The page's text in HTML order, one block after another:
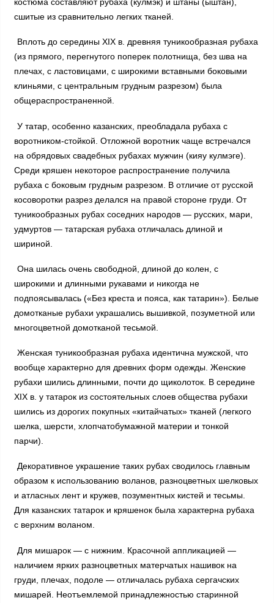
сшитые из сравнительно легких тканей.
Вплоть до середины XIX в. древняя туникообразная рубаха
(из прямого, перегнутого поперек полотнища, без шва на
плечах, с ластовицами, с широкими вставными боковыми
клиньями, с центральным грудным разрезом) была
общераспространенной.
У татар, особенно казанских, преобладала рубаха с
воротником-стойкой. Отложной воротник чаще встречался
на обрядовых свадебных рубахах мужчин (кияу кулмэге).
Среди кряшен некоторое распространение получила
рубаха с боковым грудным разрезом. В отличие от русской
косоворотки разрез делался на правой стороне груди. От
туникообразных рубах соседних народов — русских, мари,
удмуртов — татарская рубаха отличалась длиной и
шириной.
Она шилась очень свободной, длиной до колен, с
широкими и длинными рукавами и никогда не
подпоясывалась («Без креста и пояса, как татарин»). Белые
домотканые рубахи украшались вышивкой, позуметной или
многоцветной домотканой тесьмой.
Женская туникообразная рубаха идентична мужской, что
вообще характерно для древних форм одежды. Женские
рубахи шились длинными, почти до щиколоток. В середине
XIX в. у татарок из состоятельных слоев общества рубахи
шились из дорогих покупных «китайчатых» тканей (легкого
шелка, шерсти, хлопчатобумажной материи и тонкой
парчи).
Декоративное украшение таких рубах сводилось главным
образом к использованию воланов, разноцветных шелковых
и атласных лент и кружев, позументных кистей и тесьмы.
Для казанских татарок и кряшенок была характерна рубаха
с верхним воланом.
Для мишарок — с нижним. Красочной аппликацией —
наличием ярких разноцветных матерчатых нашивок на
груди, плечах, подоле — отличалась рубаха сергачских
мишарей. Неотъемлемой принадлежностью старинной